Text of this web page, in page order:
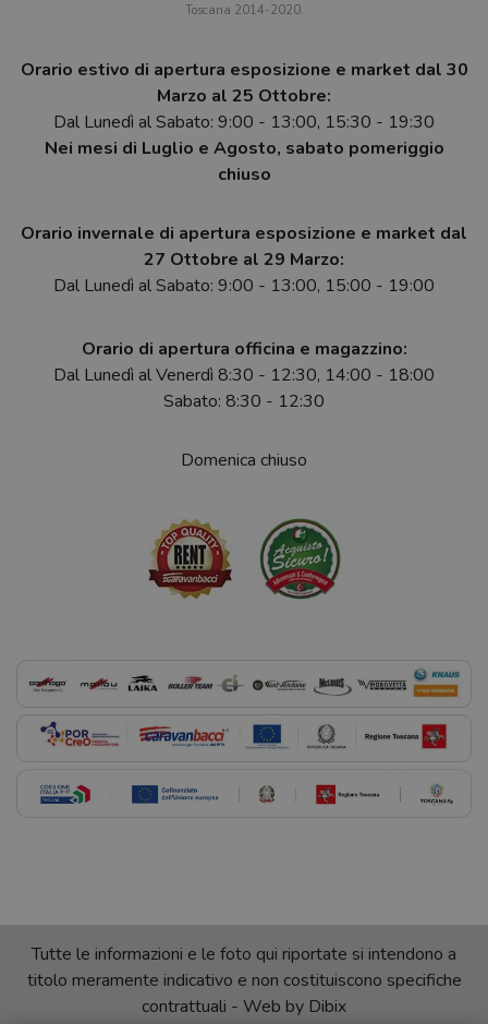
Toscana 2014-2020.
Orario estivo di apertura esposizione e market dal 30
Marzo al 25 Ottobre:
Dal Lunedì al Sabato: 9:00 - 13:00, 15:30 - 19:30
Nei mesi di Luglio e Agosto, sabato pomeriggio
chiuso
Orario invernale di apertura esposizione e market dal
27 Ottobre al 29 Marzo:
Dal Lunedì al Sabato: 9:00 - 13:00, 15:00 - 19:00
Orario di apertura officina e magazzino:
Dal Lunedì al Venerdì 8:30 - 12:30, 14:00 - 18:00
Sabato: 8:30 - 12:30
Domenica chiuso
Tutte le informazioni e le foto qui riportate si intendono a
titolo meramente indicativo e non costituiscono specifiche
contrattuali - Web by Dibix